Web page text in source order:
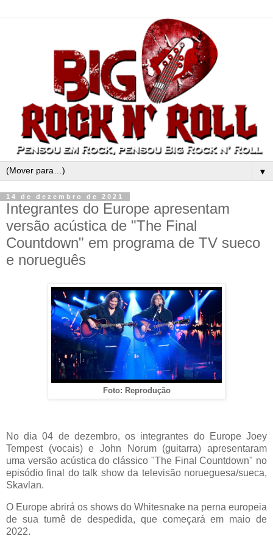
▼
14 de dezembro de 2021
Integrantes do Europe apresentam
versão acústica de "The Final
Countdown" em programa de TV sueco
e norueguês
Foto: Reprodução
No dia 04 de dezembro, os integrantes do Europe Joey
Tempest (vocais) e John Norum (guitarra) apresentaram
uma versão acústica do clássico "The Final Countdown" no
episódio final do talk show da televisão norueguesa/sueca,
Skavlan.
O Europe abrirá os shows do Whitesnake na perna europeia
de sua turnê de despedida, que começará em maio de
2022.